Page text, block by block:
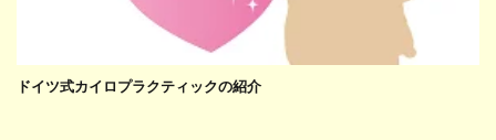
ドイツ式カイロプラクティックの紹介